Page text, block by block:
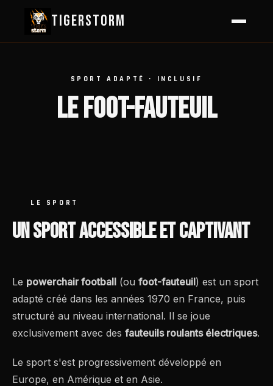
TIGERSTORM
SPORT ADAPTÉ · INCLUSIF
LE FOOT-FAUTEUIL
LE SPORT
UN SPORT ACCESSIBLE ET CAPTIVANT
Le powerchair football (ou foot-fauteuil) est un sport
adapté créé dans les années 1970 en France, puis
structuré au niveau international. Il se joue
exclusivement avec des fauteuils roulants électriques.
Le sport s'est progressivement développé en
Europe, en Amérique et en Asie.